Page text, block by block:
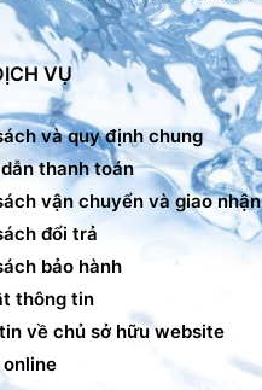
VỤ
và quy định chung
thanh toán
vận chuyển và giao nhận
đổi trả
bảo hành
thông tin
về chủ sở hữu website